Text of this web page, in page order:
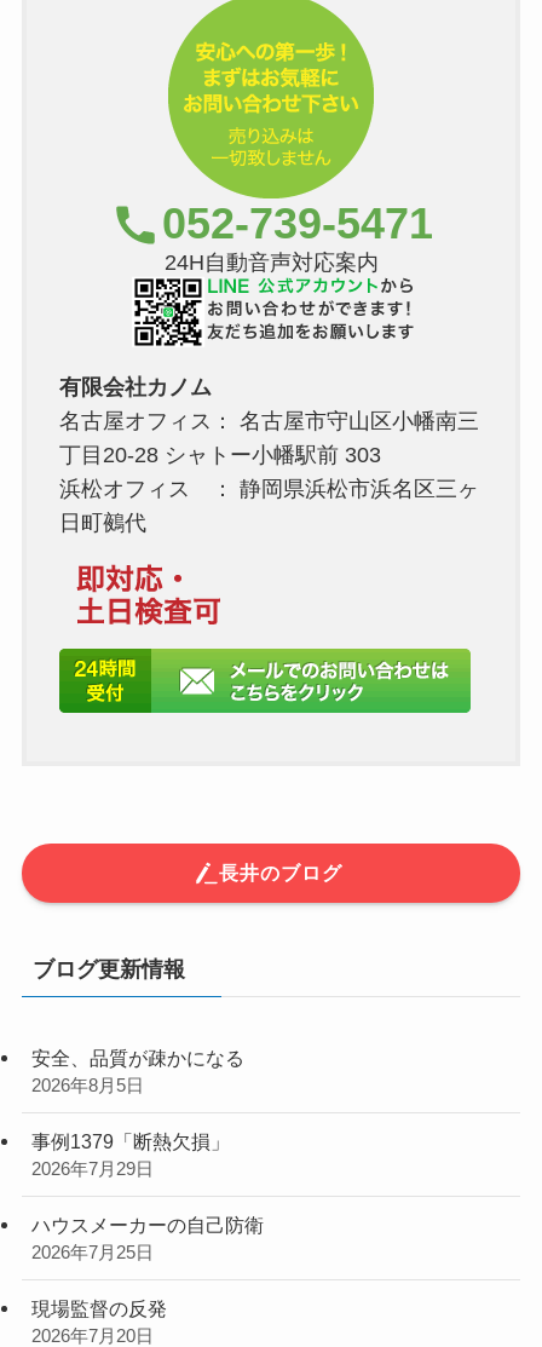
052-739-5471
24H自動音声対応案内
有限会社カノム
名古屋オフィス： 名古屋市守山区小幡南三
丁目20-28 シャトー小幡駅前 303
浜松オフィス ： 静岡県浜松市浜名区三ヶ
日町鵺代
長井のブログ
ブログ更新情報
安全、品質が疎かになる
2026年8月5日
事例1379「断熱欠損」
2026年7月29日
ハウスメーカーの自己防衛
2026年7月25日
現場監督の反発
2026年7月20日